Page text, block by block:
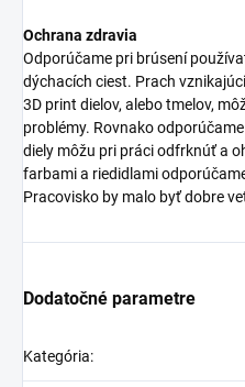
Ochrana zdravia
Odporúčame pri brúsení
dýchacích ciest. Prach
3D print dielov, alebo tmelov,
problémy. Rovnako
diely môžu pri práci odfrknúť a
farbami a riedidlami
Pracovisko by malo byť dobre
Dodatočné parametre
Kategória: